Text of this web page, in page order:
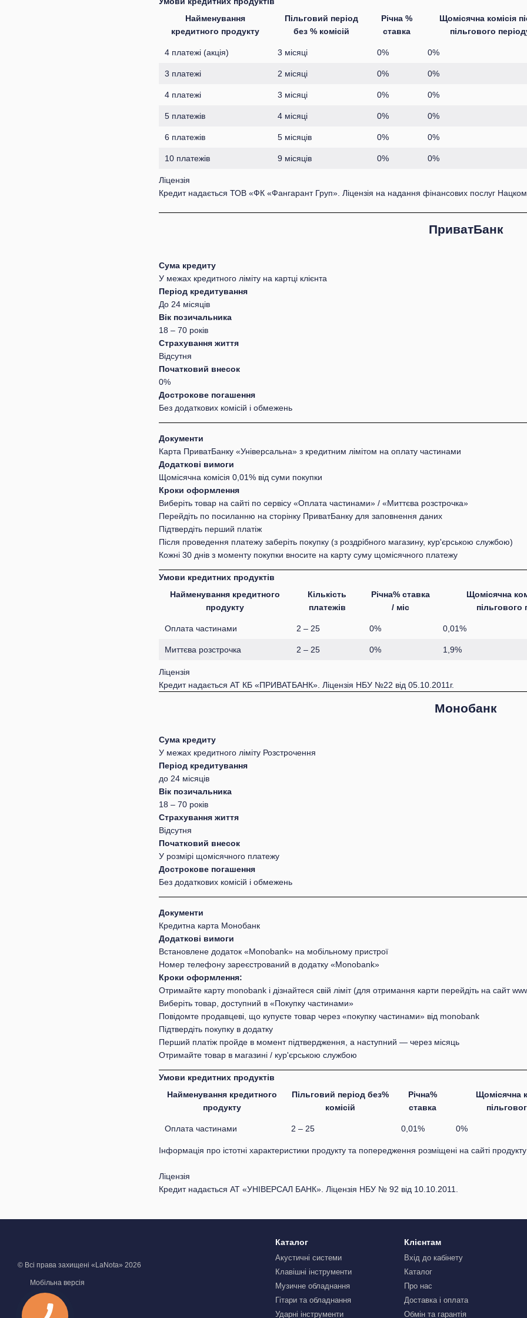
Найменування
кредитного продукту
Пільговий період
без % комісій
Річна %
ставка
Щомісячна комісія
пільгового
4 платежі (акція) 3 місяці 0% 0%
3 платежі 2 місяці 0% 0%
4 платежі 3 місяці 0% 0%
5 платежів 4 місяці 0% 0%
6 платежів 5 місяців 0% 0%
10 платежів 9 місяців 0% 0%
Ліцензія
Кредит надається ТОВ «ФК «Фангарант Груп». Ліцензія на надання фінансових послуг
ПриватБанк
Сума кредиту
У межах кредитного ліміту на картці клієнта
Період кредитування
До 24 місяців
Вік позичальника
18 – 70 років
Страхування життя
Відсутня
Початковий внесок
0%
Дострокове погашення
Без додаткових комісій і обмежень
Документи
Карта ПриватБанку «Універсальна» з кредитним лімітом на оплату частинами
Додаткові вимоги
Щомісячна комісія 0,01% від суми покупки
Кроки оформлення
Виберіть товар на сайті по сервісу «Оплата частинами» / «Миттєва розстрочка»
Перейдіть по посиланню на сторінку ПриватБанку для заповнення даних
Підтвердіть перший платіж
Після проведення платежу заберіть покупку (з роздрібного магазину, кур'єрською службою)
Кожні 30 днів з моменту покупки вносите на карту суму щомісячного платежу
Умови кредитних продуктів
Найменування кредитного
продукту
Кількість
платежів
Річна% ставка
/ міс
Щомісячна
пільгового
Оплата частинами 2 – 25 0% 0,01%
Миттєва розстрочка 2 – 25 0% 1,9%
Ліцензія
Кредит надається АТ КБ «ПРИВАТБАНК». Ліцензія НБУ №22 від 05.10.2011г.
Монобанк
Сума кредиту
У межах кредитного ліміту Розстрочення
Період кредитування
до 24 місяців
Вік позичальника
18 – 70 років
Страхування життя
Відсутня
Початковий внесок
У розмірі щомісячного платежу
Дострокове погашення
Без додаткових комісій і обмежень
Документи
Кредитна карта Монобанк
Додаткові вимоги
Встановлене додаток «Monobank» на мобільному пристрої
Номер телефону зареєстрований в додатку «Monobank»
Кроки оформлення:
Отримайте карту monobank і дізнайтеся свій ліміт (для отримання карти перейдіть на сайт
Виберіть товар, доступний в «Покупку частинами»
Повідомте продавцеві, що купуєте товар через «покупку частинами» від monobank
Підтвердіть покупку в додатку
Перший платіж пройде в момент підтвердження, а наступний — через місяць
Отримайте товар в магазині / кур'єрською службою
Умови кредитних продуктів
Найменування кредитного
продукту
Пільговий період без%
комісій
Річна%
ставка
Щомісячна
Оплата частинами 2 – 25 0,01% 0%
Інформація про істотні характеристики продукту та попередження розміщені на сайті продукту
Ліцензія
Кредит надається АТ «УНІВЕРСАЛ БАНК». Ліцензія НБУ № 92 від 10.10.2011.
© Всі права захищені «LaNota» 2026
Мобільна версія
Каталог
Акустичні системи
Клавішні інструменти
Музичне обладнання
Гітари та обладнання
Ударні інструменти
Клієнтам
Вхід до кабінету
Каталог
Про нас
Доставка і оплата
Обмін та гарантія